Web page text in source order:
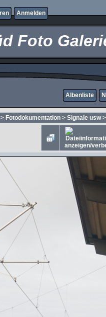
Anmelden
Foto
Albenliste
> Fotodokumentation > Signale usw